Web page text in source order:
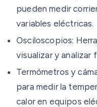
pueden medir
variables eléctricas.
Osciloscopios:
visualizar y analizar
Termómetros y
para medir la
calor en equipos